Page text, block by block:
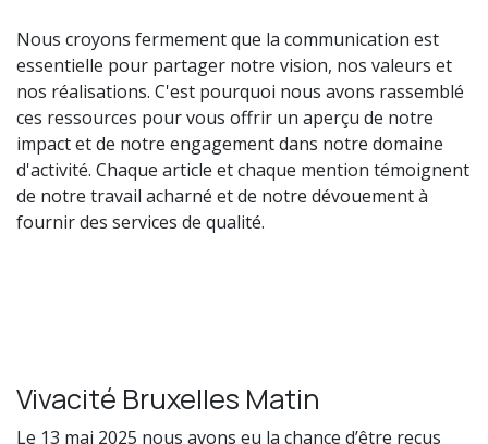
Nous croyons fermement que la communication est
essentielle pour partager notre vision, nos valeurs et
nos réalisations. C'est pourquoi nous avons rassemblé
ces ressources pour vous offrir un aperçu de notre
impact et de notre engagement dans notre domaine
d'activité. Chaque article et chaque mention témoignent
de notre travail acharné et de notre dévouement à
fournir des services de qualité.
Vivacité Bruxelles Matin
Le 13 mai 2025 nous avons eu la chance d’être reçus